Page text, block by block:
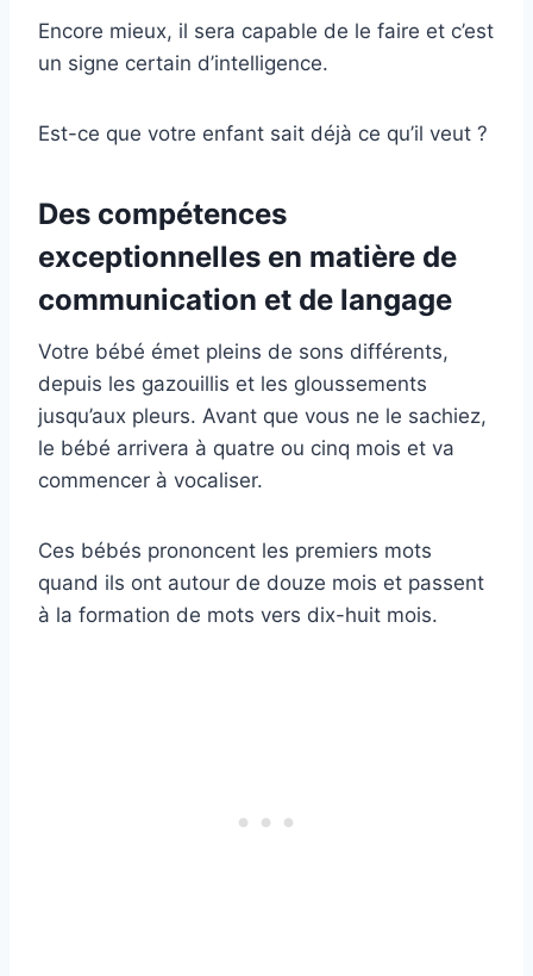
Encore mieux, il sera capable de le faire et c’est
un signe certain d’intelligence.
Est-ce que votre enfant sait déjà ce qu’il veut ?
Des compétences
exceptionnelles en matière de
communication et de langage
Votre bébé émet pleins de sons différents,
depuis les gazouillis et les gloussements
jusqu’aux pleurs. Avant que vous ne le sachiez,
le bébé arrivera à quatre ou cinq mois et va
commencer à vocaliser.
Ces bébés prononcent les premiers mots
quand ils ont autour de douze mois et passent
à la formation de mots vers dix-huit mois.